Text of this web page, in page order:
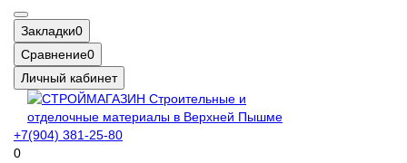
Закладки0
Сравнение0
Личный кабинет
+7(904) 381-25-80
0